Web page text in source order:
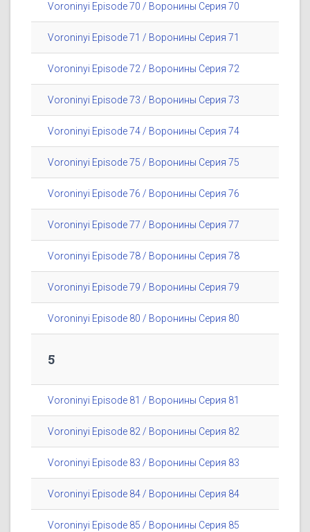
Voroninyi Episode 70 / Воронины Серия 70
Voroninyi Episode 71 / Воронины Серия 71
Voroninyi Episode 72 / Воронины Серия 72
Voroninyi Episode 73 / Воронины Серия 73
Voroninyi Episode 74 / Воронины Серия 74
Voroninyi Episode 75 / Воронины Серия 75
Voroninyi Episode 76 / Воронины Серия 76
Voroninyi Episode 77 / Воронины Серия 77
Voroninyi Episode 78 / Воронины Серия 78
Voroninyi Episode 79 / Воронины Серия 79
Voroninyi Episode 80 / Воронины Серия 80
5
Voroninyi Episode 81 / Воронины Серия 81
Voroninyi Episode 82 / Воронины Серия 82
Voroninyi Episode 83 / Воронины Серия 83
Voroninyi Episode 84 / Воронины Серия 84
Voroninyi Episode 85 / Воронины Серия 85